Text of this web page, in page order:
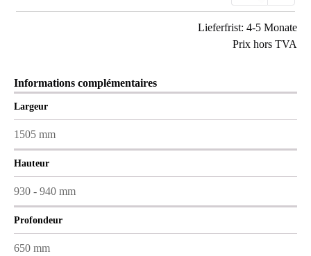
Lieferfrist: 4-5 Monate
Prix hors TVA
Informations complémentaires
Largeur
1505 mm
Hauteur
930 - 940 mm
Profondeur
650 mm